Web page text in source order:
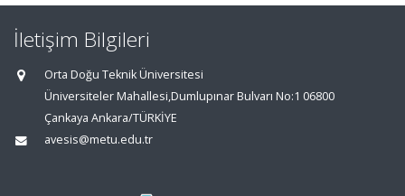
İletişim Bilgileri
Orta Doğu Teknik Üniversitesi
Üniversiteler Mahallesi,Dumlupınar Bulvarı No:1 06800
Çankaya Ankara/TÜRKİYE
avesis@metu.edu.tr